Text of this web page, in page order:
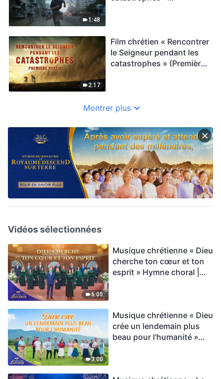
1:48
2:17
Film chrétien « Rencontrer
le Seigneur pendant les
catastrophes » (Première
Montrer plus
Vidéos sélectionnées
6:05
Musique chrétienne « Dieu
cherche ton cœur et ton
esprit » Hymne choral |
3:00
Musique chrétienne « Dieu
crée un lendemain plus
beau pour l'humanité »